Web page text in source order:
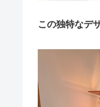
この独特なデ